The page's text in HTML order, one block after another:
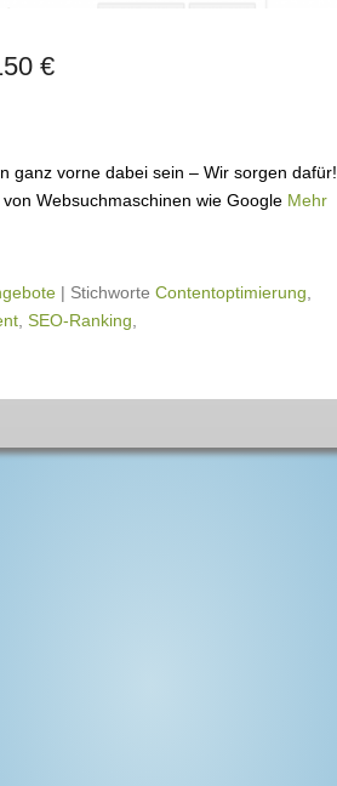
€
ganz vorne dabei sein – Wir sorgen dafür!
Websuchmaschinen wie Google Mehr
| Stichworte Contentoptimierung
SEO-Ranking